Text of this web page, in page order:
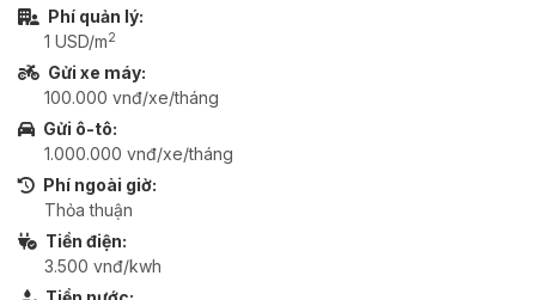
Phí quản lý:
1 USD/m2
Gửi xe máy:
100.000 vnđ/xe/tháng
Gửi ô-tô:
1.000.000 vnđ/xe/tháng
Phí ngoài giờ:
Thỏa thuận
Tiền điện:
3.500 vnđ/kwh